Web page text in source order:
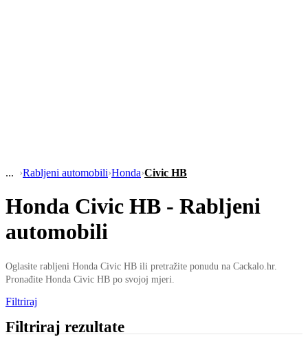
›Rabljeni automobili›Honda›Civic HB
Honda Civic HB - Rabljeni
automobili
Oglasite rabljeni Honda Civic HB ili pretražite ponudu na Cackalo.hr.
Pronađite Honda Civic HB po svojoj mjeri.
Filtriraj
Filtriraj rezultate